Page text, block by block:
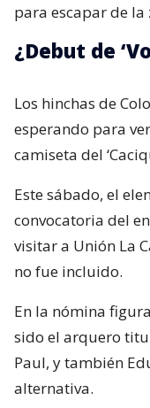
para escapar de la
¿Debut de
Los hinchas de
esperando para
camiseta del
Este sábado, el
convocatoria del
visitar a Unión La
no fue incluido.
En la nómina figura
sido el arquero
Paul, y también
alternativa.